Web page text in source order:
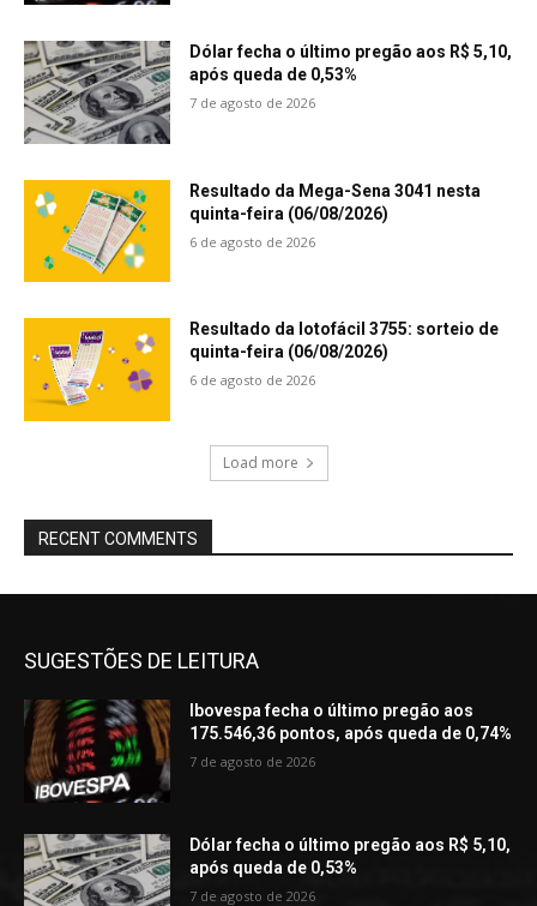
Dólar fecha o último pregão aos R$ 5,10,
após queda de 0,53%
7 de agosto de 2026
Resultado da Mega-Sena 3041 nesta
quinta-feira (06/08/2026)
6 de agosto de 2026
Resultado da lotofácil 3755: sorteio de
quinta-feira (06/08/2026)
6 de agosto de 2026
Load more
RECENT COMMENTS
SUGESTÕES DE LEITURA
Ibovespa fecha o último pregão aos
175.546,36 pontos, após queda de 0,74%
7 de agosto de 2026
Dólar fecha o último pregão aos R$ 5,10,
após queda de 0,53%
7 de agosto de 2026